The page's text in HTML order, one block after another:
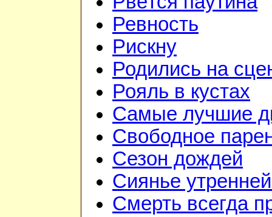
Ревность
Рискну
Родились на
Рояль в кустах
Самые лучшие
Свободное
Сезон дождей
Сиянье
Смерть всегда